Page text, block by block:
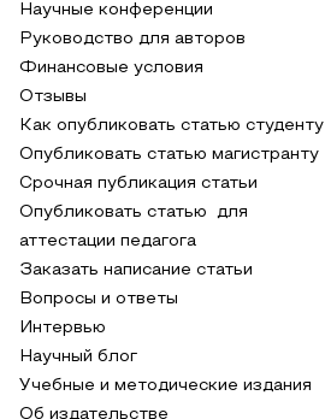
Научные конференции
Руководство для авторов
Финансовые условия
Отзывы
Как опубликовать статью студенту
Опубликовать статью магистранту
Срочная публикация статьи
Опубликовать статью для
аттестации педагога
Заказать написание статьи
Вопросы и ответы
Интервью
Научный блог
Учебные и методические издания
Об издательстве